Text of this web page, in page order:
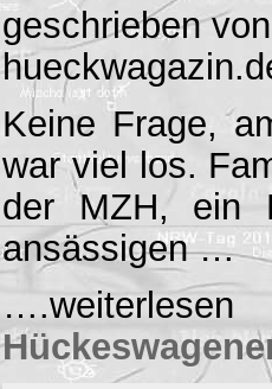
geschrieben
Keine Frage,
war viel los.
der MZH, ein
ansässigen …